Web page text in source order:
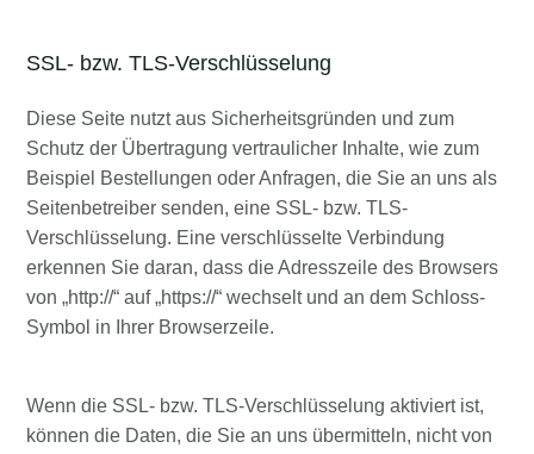
SSL- bzw. TLS-Verschlüsselung
Diese Seite nutzt aus Sicherheitsgründen und zum
Schutz der Übertragung vertraulicher Inhalte, wie zum
Beispiel Bestellungen oder Anfragen, die Sie an uns als
Seitenbetreiber senden, eine SSL- bzw. TLS-
Verschlüsselung. Eine verschlüsselte Verbindung
erkennen Sie daran, dass die Adresszeile des Browsers
von „http://“ auf „https://“ wechselt und an dem Schloss-
Symbol in Ihrer Browserzeile.
Wenn die SSL- bzw. TLS-Verschlüsselung aktiviert ist,
können die Daten, die Sie an uns übermitteln, nicht von